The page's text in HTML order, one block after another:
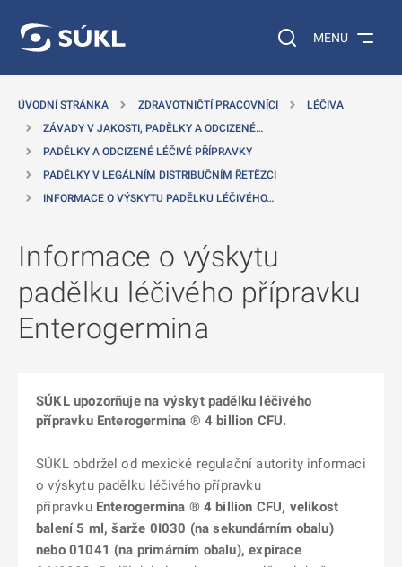
Vyhledávání na
MENU
ÚVODNÍ STRÁNKA ZDRAVOTNIČTÍ PRACOVNÍCI
LÉČIVA
ZÁVADY V JAKOSTI, PADĚLKY A ODCIZENÉ…
PADĚLKY A ODCIZENÉ LÉČIVÉ PŘÍPRAVKY
PADĚLKY V LEGÁLNÍM DISTRIBUČNÍM ŘETĚZCI
INFORMACE O VÝSKYTU PADĚLKU LÉČIVÉHO…
Informace o výskytu
padělku léčivého přípravku
Enterogermina
SÚKL upozorňuje na výskyt padělku léčivého
přípravku Enterogermina ® 4 billion CFU.
SÚKL obdržel od mexické regulační autority informaci
o výskytu padělku léčivého přípravku
přípravku Enterogermina ® 4 billion CFU, velikost
balení 5 ml, šarže 0I030 (na sekundárním obalu)
nebo 01041 (na primárním obalu), expirace